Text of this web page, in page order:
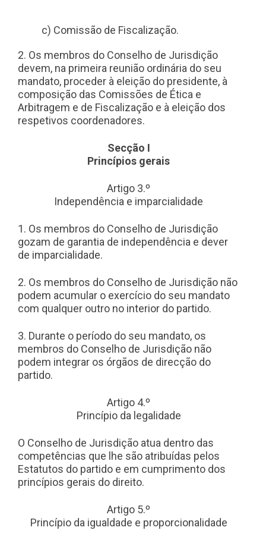
c) Comissão de Fiscalização.
2. Os membros do Conselho de Jurisdição
devem, na primeira reunião ordinária do seu
mandato, proceder à eleição do presidente, à
composição das Comissões de Ética e
Arbitragem e de Fiscalização e à eleição dos
respetivos coordenadores.
Secção I
Princípios gerais
Artigo 3.º
Independência e imparcialidade
1. Os membros do Conselho de Jurisdição
gozam de garantia de independência e dever
de imparcialidade.
2. Os membros do Conselho de Jurisdição não
podem acumular o exercício do seu mandato
com qualquer outro no interior do partido.
3. Durante o período do seu mandato, os
membros do Conselho de Jurisdição não
podem integrar os órgãos de direcção do
partido.
Artigo 4.º
Princípio da legalidade
O Conselho de Jurisdição atua dentro das
competências que lhe são atribuídas pelos
Estatutos do partido e em cumprimento dos
princípios gerais do direito.
Artigo 5.º
Princípio da igualdade e proporcionalidade